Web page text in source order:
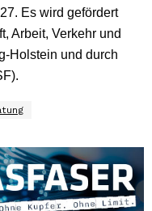
Es wird gefördert
Arbeit, Verkehr und
Holstein und durch